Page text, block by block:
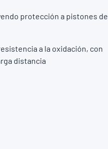
protección a pistones de
a la oxidación, con
distancia